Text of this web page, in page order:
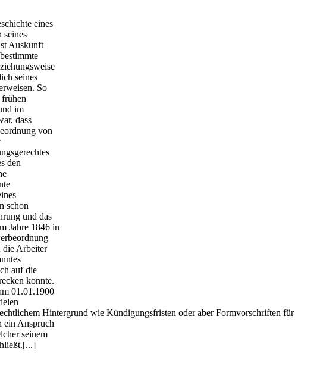
eines
seines
Auskunft
seines
So
frühen
im
dass
von
den
schon
und das
Jahre 1846 in
die Arbeiter
auf die
konnte.
01.01.1900
Hintergrund wie Kündigungsfristen oder aber Formvorschriften für
ein Anspruch
seinem